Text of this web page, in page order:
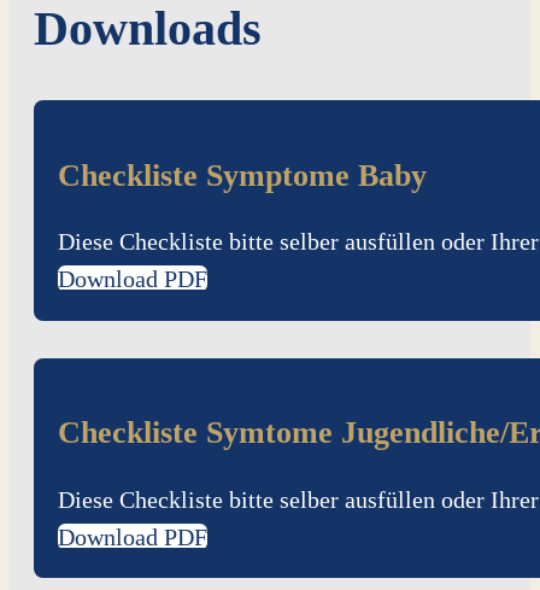
Downloads
Checkliste Symptome Baby
Diese Checkliste bitte selber ausfüllen oder
Download PDF
Checkliste Symtome Jugendliche/
Diese Checkliste bitte selber ausfüllen oder
Download PDF